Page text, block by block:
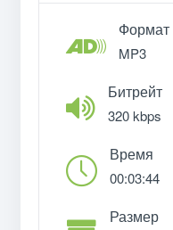
Формат
MP3
Битрейт
320 kbps
Время
00:03:44
Размер